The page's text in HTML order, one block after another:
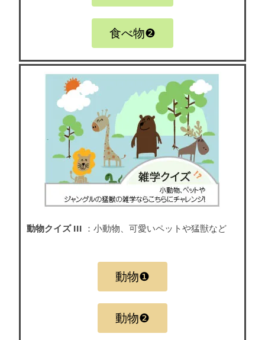
食べ物❷
動物クイズ III ：小動物、可愛いペットや猛獣など
動物❶
動物❷